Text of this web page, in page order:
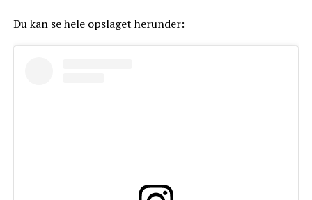
Du kan se hele opslaget herunder: